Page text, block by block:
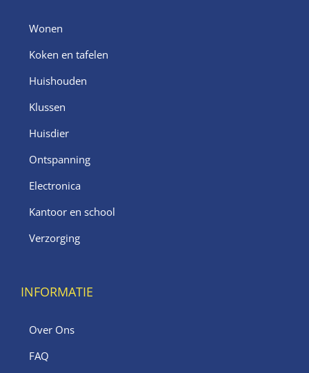
Wonen
Koken en tafelen
Huishouden
Klussen
Huisdier
Ontspanning
Electronica
Kantoor en school
Verzorging
INFORMATIE
Over Ons
FAQ